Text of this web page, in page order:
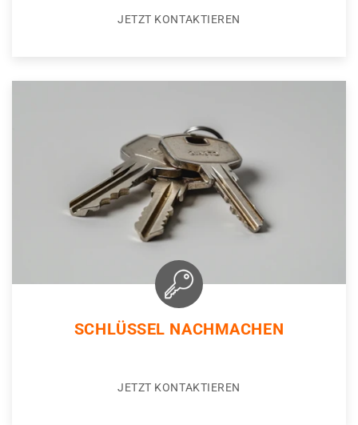
JETZT KONTAKTIEREN
SCHLÜSSEL NACHMACHEN
JETZT KONTAKTIEREN